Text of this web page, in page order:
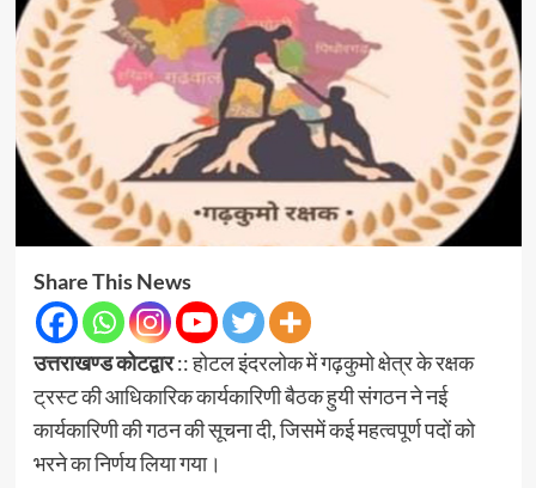
Share This News
उत्तराखण्ड कोटद्वार:: होटल इंदरलोक में गढ़कुमो क्षेत्र के रक्षक
ट्रस्ट की आधिकारिक कार्यकारिणी बैठक हुयी संगठन ने नई
कार्यकारिणी की गठन की सूचना दी, जिसमें कई महत्वपूर्ण पदों को
भरने का निर्णय लिया गया।